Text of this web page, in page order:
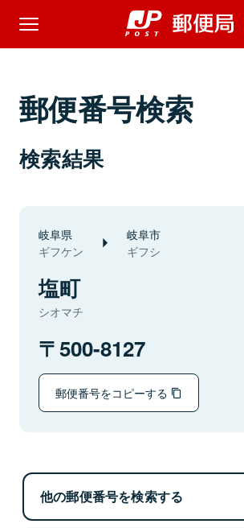
郵便番号検索
検索結果
岐阜県
ギフケン
岐阜市
ギフシ
塩町
シオマチ
500-8127
郵便番号をコピーする
他の郵便番号を検索する